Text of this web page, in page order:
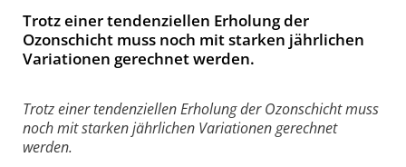
Trotz einer tendenziellen Erholung der
Ozonschicht muss noch mit starken jährlichen
Variationen gerechnet werden.
Trotz einer tendenziellen Erholung der Ozonschicht muss
noch mit starken jährlichen Variationen gerechnet
werden.